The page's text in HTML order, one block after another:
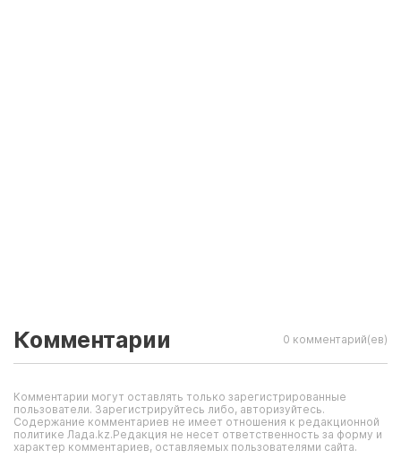
Комментарии 0 комментарий(ев)
Комментарии могут оставлять только зарегистрированные
пользователи. Зарегистрируйтесь либо, авторизуйтесь.
Содержание комментариев не имеет отношения к редакционной
политике Лада.kz.Редакция не несет ответственность за форму и
характер комментариев, оставляемых пользователями сайта.